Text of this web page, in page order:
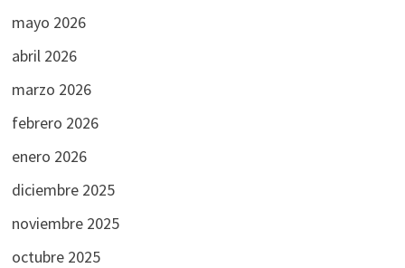
mayo 2026
abril 2026
marzo 2026
febrero 2026
enero 2026
diciembre 2025
noviembre 2025
octubre 2025